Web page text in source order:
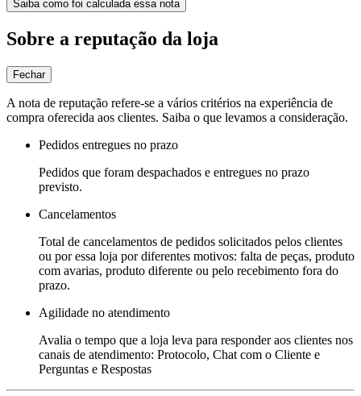
Saiba como foi calculada essa nota
Sobre a reputação da loja
Fechar
A nota de reputação refere-se a vários critérios na experiência de
compra oferecida aos clientes. Saiba o que levamos a consideração.
Pedidos entregues no prazo
Pedidos que foram despachados e entregues no prazo
previsto.
Cancelamentos
Total de cancelamentos de pedidos solicitados pelos clientes
ou por essa loja por diferentes motivos: falta de peças, produto
com avarias, produto diferente ou pelo recebimento fora do
prazo.
Agilidade no atendimento
Avalia o tempo que a loja leva para responder aos clientes nos
canais de atendimento: Protocolo, Chat com o Cliente e
Perguntas e Respostas